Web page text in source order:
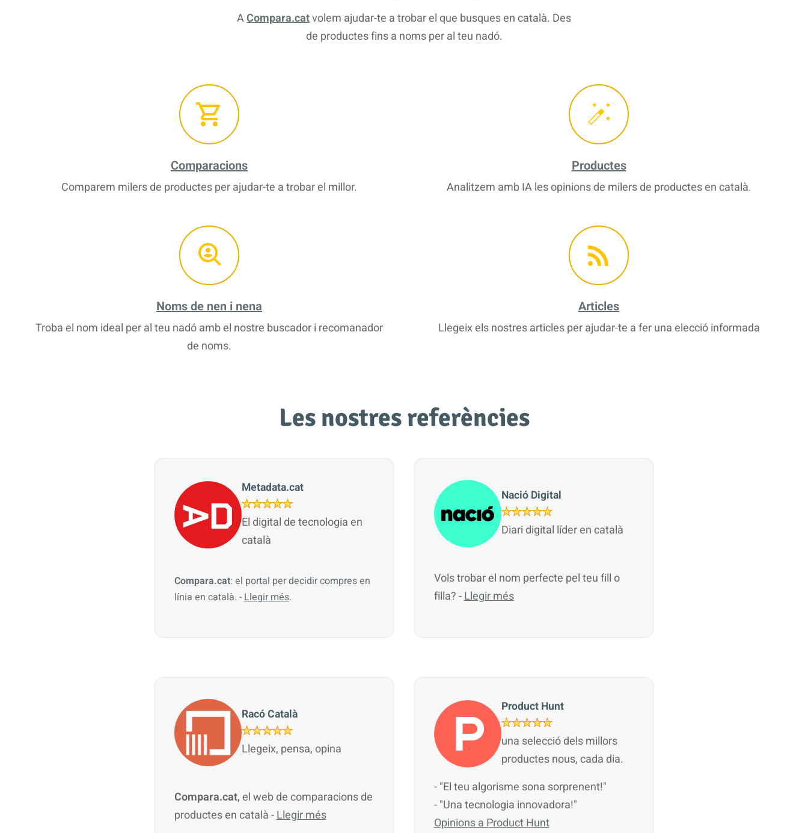
ACompara.catvolem ajudar-te a trobar el que busques en català. Des
de productes fins a noms per al teu nadó.
Comparacions
Comparem milers de productes per ajudar-te a trobar el millor.
Productes
Analitzem amb IA les opinions de milers de productes en català.
Noms de nen i nena
Troba el nom ideal per al teu nadó amb el nostre buscador i recomanador
de noms.
Articles
Llegeix els nostres articles per ajudar-te a fer una elecció informada
Les nostres referències
Compara.cat: el portal per decidir compres en
línia en català. -Llegir més.
Metadata.cat
El digital de tecnologia en
català
Vols trobar el nom perfecte pel teu fill o
filla? -Llegir més
Nació Digital
Diari digital líder en català
Compara.cat, el web de comparacions de
productes en català -Llegir més
Racó Català
Llegeix, pensa, opina
- "El teu algorisme sona sorprenent!"
- "Una tecnologia innovadora!"
Opinions a Product Hunt
Product Hunt
una selecció dels millors
productes nous, cada dia.